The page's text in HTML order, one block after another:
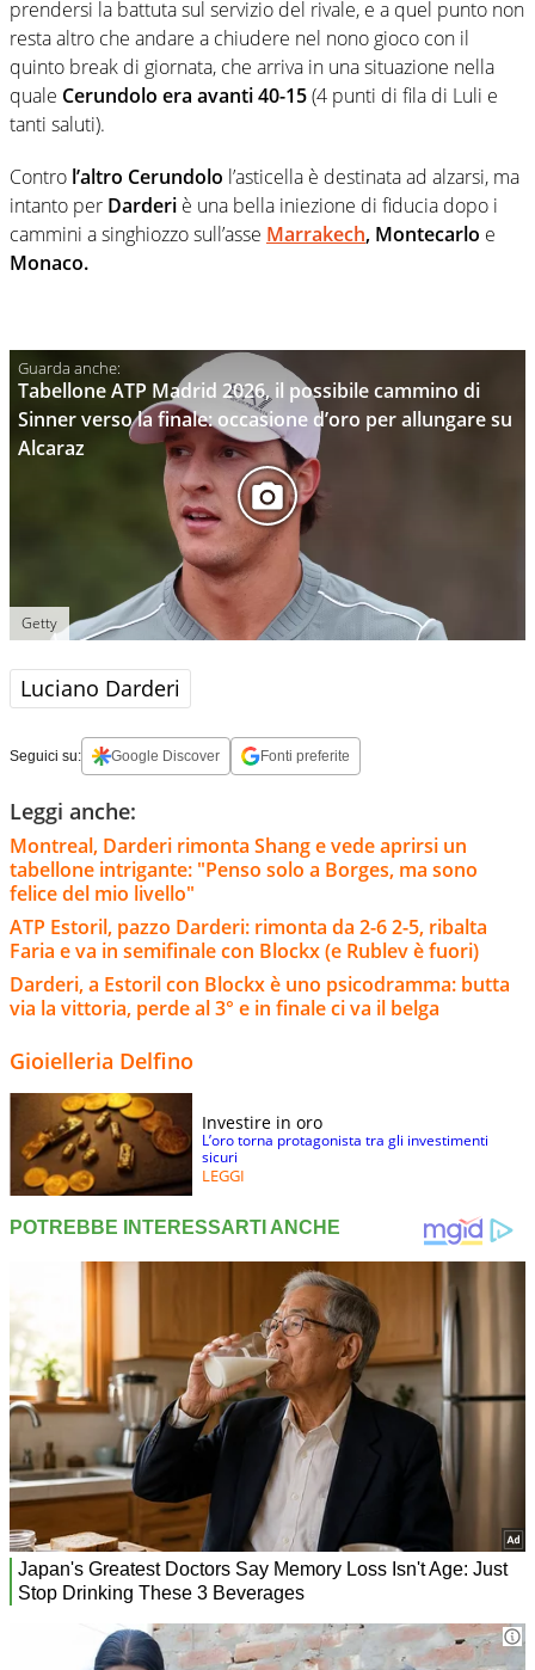
prendersi la battuta sul servizio del rivale, e a quel punto non
resta altro che andare a chiudere nel nono gioco con il
quinto break di giornata, che arriva in una situazione nella
quale Cerundolo era avanti 40-15(4 punti di fila di Luli e
tanti saluti).
Contro l’altro Cerundolo l’asticella è destinata ad alzarsi, ma
intanto per Darderi è una bella iniezione di fiducia dopo i
cammini a singhiozzo sull’asse Marrakech, Montecarlo e
Monaco.
Tabellone ATP Madrid 2026, il possibile cammino di
Sinner verso la finale: occasione d’oro per allungare su
Alcaraz
Getty
Luciano Darderi
Seguici su: Google Discover Fonti preferite
Leggi anche:
Montreal, Darderi rimonta Shang e vede aprirsi un
tabellone intrigante: "Penso solo a Borges, ma sono
felice del mio livello"
ATP Estoril, pazzo Darderi: rimonta da 2-6 2-5, ribalta
Faria e va in semifinale con Blockx (e Rublev è fuori)
Darderi, a Estoril con Blockx è uno psicodramma: butta
via la vittoria, perde al 3° e in finale ci va il belga
Gioielleria Delfino
Investire in oro
L’oro torna protagonista tra gli investimenti
sicuri
LEGGI